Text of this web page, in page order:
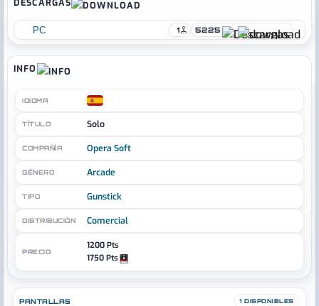
PANTALLAS 1 DISPONIBLES
DESCARGAS
PC 1 5225
INFO
IDIOMA
TÍTULO Solo
COMPAÑÍA Opera Soft
GÉNERO Arcade
TIPO Gunstick
DISTRIBUCIÓN Comercial
PRECIO
1200 Pts
1750 Pts